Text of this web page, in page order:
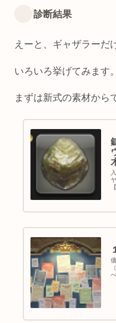
診断結果
えーと、ギャザラーだ
いろいろ挙げてみます。
まずは新式の素材から